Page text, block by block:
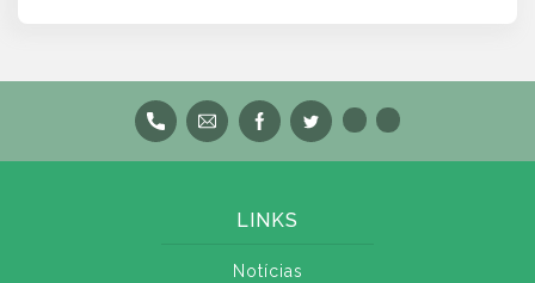
LINKS
Notícias